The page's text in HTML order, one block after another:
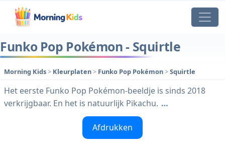
Funko Pop Pokémon - Squirtle
Morning Kids> Kleurplaten> Funko Pop Pokémon>Squirtle
Het eerste Funko Pop Pokémon-beeldje is sinds 2018
verkrijgbaar. En het is natuurlijk Pikachu. …
Afdrukken